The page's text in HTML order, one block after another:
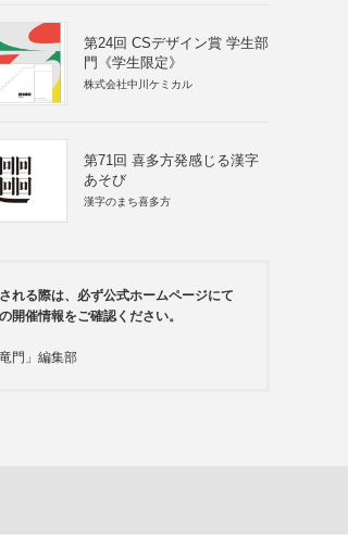
第24回 CSデザイン賞 学生部
門《学生限定》
株式会社中川ケミカル
第71回 喜多方発感じる漢字
あそび
漢字のまち喜多方
れる際は、必ず公式ホームページにて
開催情報をご確認ください。
竜門」編集部